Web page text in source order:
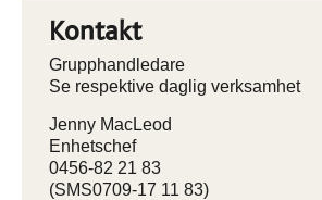
Kontakt
Grupphandledare
Se respektive daglig verksamhet
Jenny MacLeod
Enhetschef
0456-82 21 83
(SMS0709-17 11 83)